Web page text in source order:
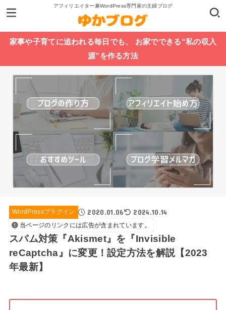
アフィリエイター兼WordPress専門家の主婦ブログ
家事や子育てに追われる毎日でも、 お家でできる“私の収入
源”を作る方法
WordPressプラグイン 2020.01.06 2024.10.14
当ページのリンクには広告が含まれています。
スパム対策『Akismet』を『Invisible
reCaptcha』に変更！設定方法を解説【2023
年最新】